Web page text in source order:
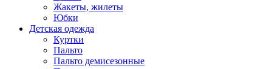
Жакеты, жилеты
Юбки
Детская одежда
Куртки
Пальто
Пальто демисезонные